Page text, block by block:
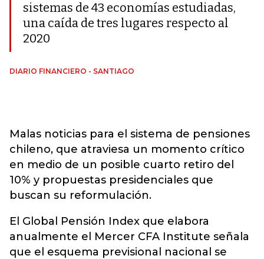
sistemas de 43 economías estudiadas,
una caída de tres lugares respecto al
2020
DIARIO FINANCIERO - SANTIAGO
Malas noticias para el sistema de pensiones
chileno, que atraviesa un momento crítico
en medio de un posible cuarto retiro del
10% y propuestas presidenciales que
buscan su reformulación.
El Global Pensión Index que elabora
anualmente el Mercer CFA Institute señala
que el esquema previsional nacional se